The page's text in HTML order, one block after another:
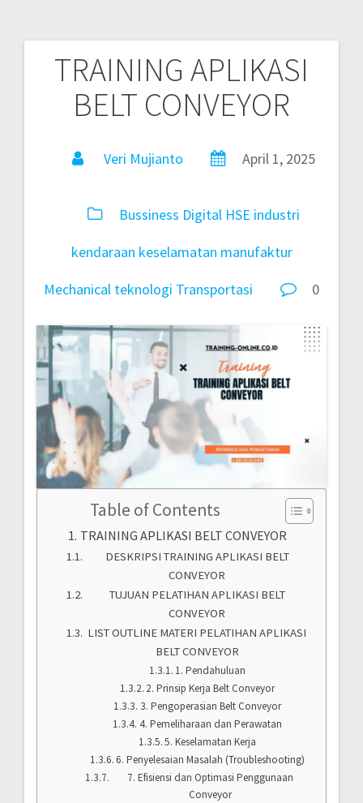
TRAINING APLIKASI
BELT CONVEYOR
Veri Mujianto April 1, 2025
Bussiness Digital HSE industri
kendaraan keselamatan manufaktur
Mechanical teknologi Transportasi 0
Table of Contents
TRAINING APLIKASI BELT CONVEYOR
DESKRIPSI TRAINING APLIKASI BELT
CONVEYOR
TUJUAN PELATIHAN APLIKASI BELT
CONVEYOR
LIST OUTLINE MATERI PELATIHAN APLIKASI
BELT CONVEYOR
1. Pendahuluan
2. Prinsip Kerja Belt Conveyor
3. Pengoperasian Belt Conveyor
4. Pemeliharaan dan Perawatan
5. Keselamatan Kerja
6. Penyelesaian Masalah (Troubleshooting)
7. Efisiensi dan Optimasi Penggunaan
Conveyor